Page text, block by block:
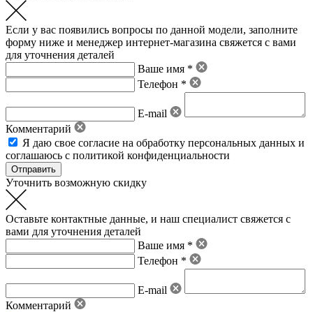
Если у вас появились вопросы по данной модели, заполните
форму ниже и менеджер интернет-магазина свяжется с вами
для уточнения деталей
Ваше имя *
Телефон *
E-mail
Комментарий
Я даю свое согласие на обработку персональных данных и
соглашаюсь с политикой конфиденциальности
Уточнить возможную скидку
Оставьте контактные данные, и наш специалист свяжется с
вами для уточнения деталей
Ваше имя *
Телефон *
E-mail
Комментарий